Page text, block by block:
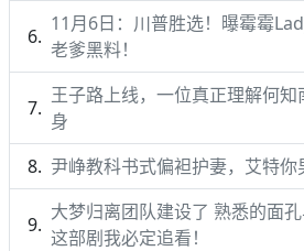
11月6日：川普胜选！曝霉霉
老爹黑料！
王子路上线，一位真正理解何
身
尹峥教科书式偏袒护妻，艾特你
大梦归离团队建设了 熟悉的面孔
这部剧我必定追看！